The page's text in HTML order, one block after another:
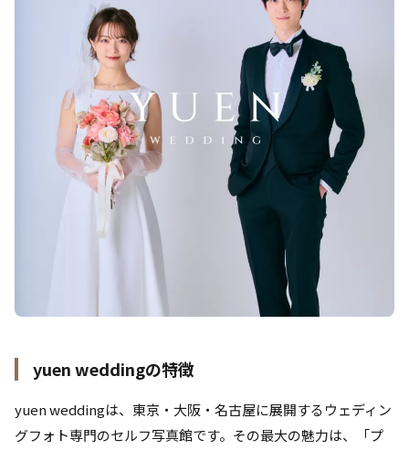
yuen weddingの特徴
yuen weddingは、東京・大阪・名古屋に展開するウェディン
グフォト専門のセルフ写真館です。その最大の魅力は、「プ